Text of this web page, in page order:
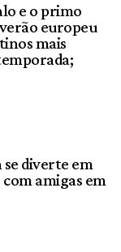
e o primo
europeu
mais
diverte em
amigas em